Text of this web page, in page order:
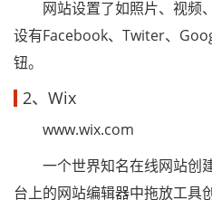
网站设置了如照片、视频
设有Facebook、Twiter、
钮。
2、Wix
www.wix.com
一个世界知名在线网站创
台上的网站编辑器中拖放工具